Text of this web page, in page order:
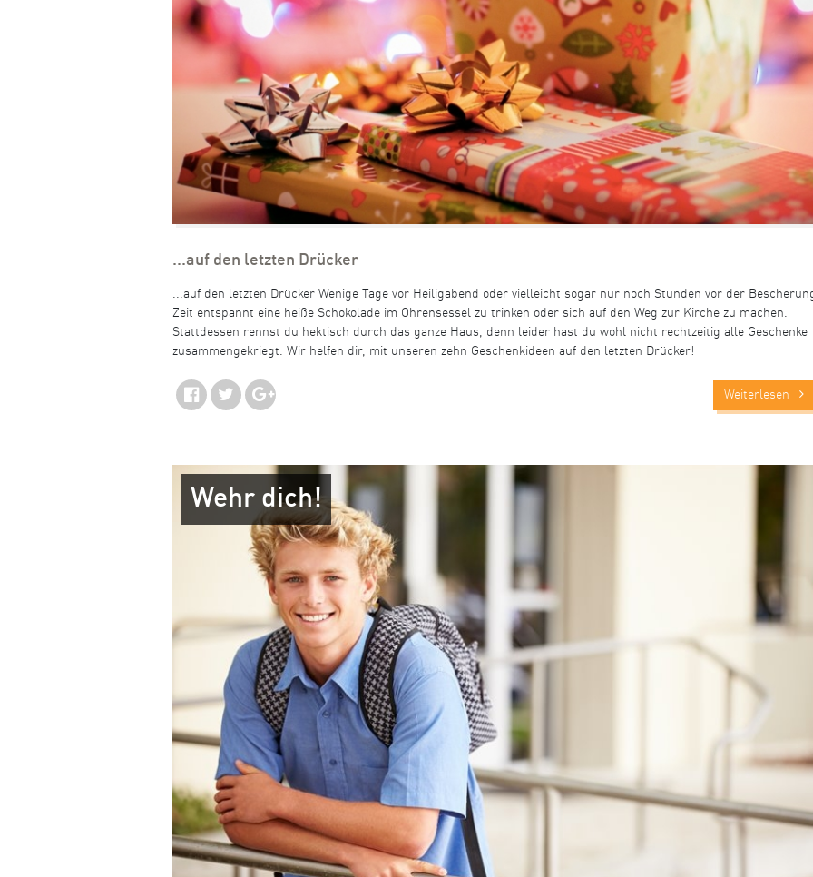
...auf den letzten Drücker
...auf den letzten Drücker Wenige Tage vor Heiligabend oder vielleicht sogar nur noch Stunden vor der
Zeit entspannt eine heiße Schokolade im Ohrensessel zu trinken oder sich auf den Weg zur Kirche zu machen.
Stattdessen rennst du hektisch durch das ganze Haus, denn leider hast du wohl nicht rechtzeitig alle Geschenke
zusammengekriegt. Wir helfen dir, mit unseren zehn Geschenkideen auf den letzten Drücker!
Weiterlesen
Wehr dich!